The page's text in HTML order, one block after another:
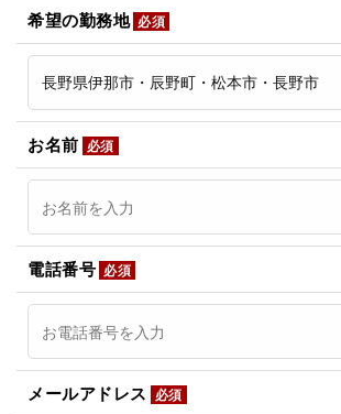
希望の勤務地 必須
お名前 必須
電話番号 必須
メールアドレス 必須